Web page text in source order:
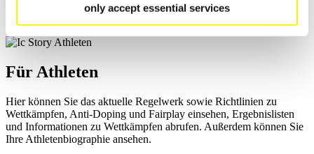
only accept essential services
Für Athleten
Hier können Sie das aktuelle Regelwerk sowie Richtlinien zu
Wettkämpfen, Anti-Doping und Fairplay einsehen, Ergebnislisten
und Informationen zu Wettkämpfen abrufen. Außerdem können Sie
Ihre Athletenbiographie ansehen.